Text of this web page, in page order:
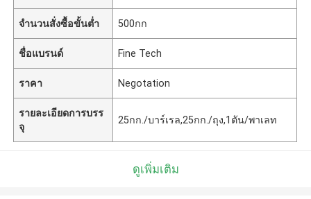
จำนวนสั่งซื้อขั้นต่ำ 500กก
ชื่อแบรนด์ Fine Tech
ราคา Negotation
รายละเอียดการบรร
จุ
25กก./บาร์เรล,25กก./ถุง,1ตัน/พาเลท
ดูเพิ่มเติม